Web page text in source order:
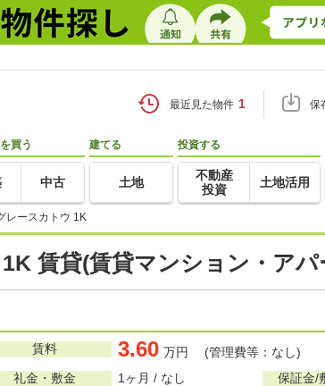
最近見た物件 1 保
買う
中古
建てる
土地
投資する
不動産
投資
土地活用
レースカトウ 1K
賃貸(賃貸マンション・アパ
賃料 3.60 万円 (管理費等：なし)
礼金・敷金
1ヶ月 / なし 保証金/